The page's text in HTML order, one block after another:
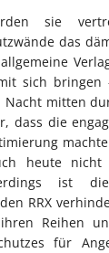
sie
das
sich bringen
Nacht mitten
dass die
heute nicht
ist
RRX
Reihen
für